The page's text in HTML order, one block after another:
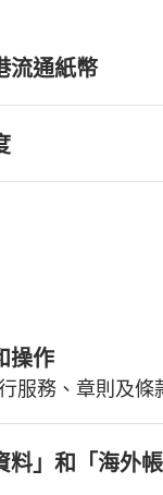
流通紙幣
操作
服務、章則及條
料」和「海外